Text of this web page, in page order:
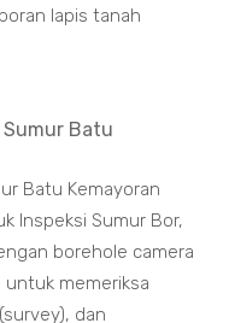
lapis tanah
Batu Kemayoran
Inspeksi Sumur Bor,
borehole camera
memeriksa
dan